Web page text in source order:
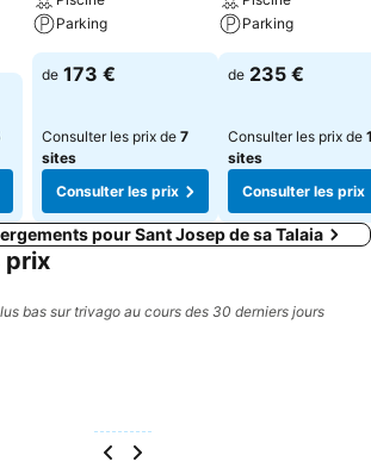
Parking
de 173 €
Consulter les prix de 7
sites
Consulter les prix
Parking
de 235 €
Consulter les prix de
sites
Consulter les prix
pour Sant Josep de sa Talaia
prix
bas sur trivago au cours des 30 derniers jours